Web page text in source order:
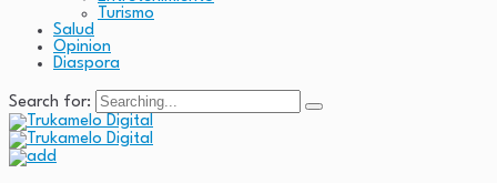
Turismo
Salud
Opinion
Diaspora
Search for: